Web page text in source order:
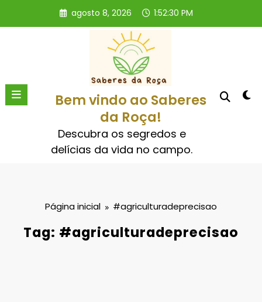
o
agosto 8, 2026 1:52:31 PM
Bem vindo ao Saberes
da Roça!
Descubra os segredos e
delícias da vida no campo.
Página inicial #agriculturadeprecisao
Tag: #agriculturadeprecisao